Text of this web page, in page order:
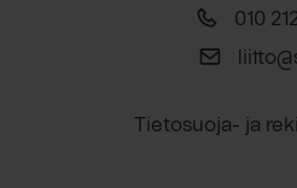
010
Tietosuoja- ja